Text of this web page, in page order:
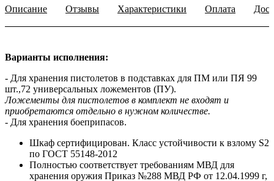
Описание Отзывы Характеристики Оплата
Варианты исполнения:
- Для хранения пистолетов в подставках для ПМ или ПЯ 99
шт.,72 универсальных ложементов (ПУ).
Ложементы для пистолетов в комплект не входят и
приобретаются отдельно в нужном количестве.
- Для хранения боеприпасов.
Шкаф сертифицирован. Класс устойчивости к взлому S2
по ГОСТ 55148-2012
Полностью соответствует требованиям МВД для
хранения оружия Приказ №288 МВД РФ от 12.04.1999 г,